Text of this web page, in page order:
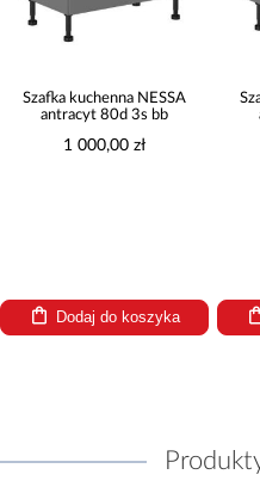
Szafka kuchenna NESSA
antracyt 80d 3s bb
1 000,00 zł
Dodaj do koszyka